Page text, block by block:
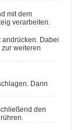
verarbeiten.
weiteren